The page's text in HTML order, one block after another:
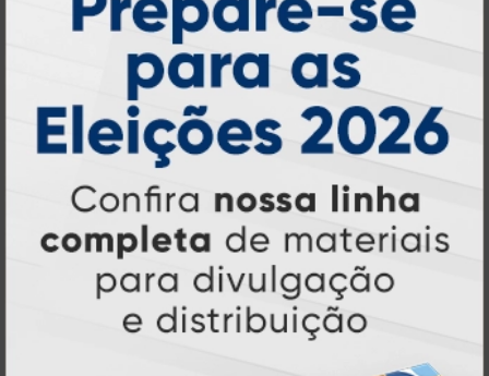
Faixa Decorativa
A partir de:
R$ 14,00
1 un.